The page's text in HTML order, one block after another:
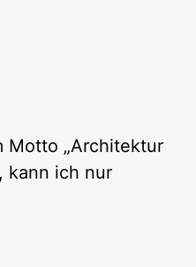
Motto „Architektur
kann ich nur